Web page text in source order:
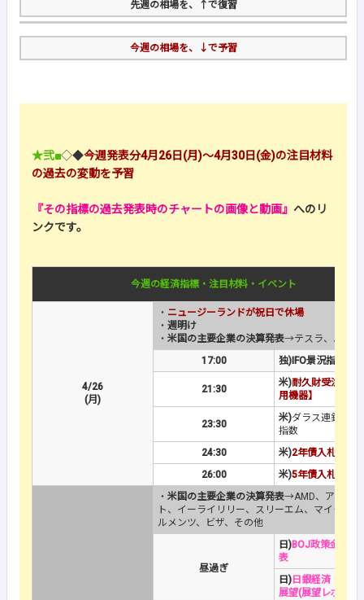
先週の相場を、↑で復習
今週の相場を、↓で予習
★弐■◇◆今週発表分4月26日(月)～4月30日(金)の注目材料
の過去の変動を予習
『その指標の過去発表時のチャートの画像と動画』 へのリ
ンクです。
今週の経済指標・注目材料・イベント
4/26
(月)
・ ニュージーランドが祝日で休場
・ 週明け
・ 米国の主要企業の決算発表→テスラ、ユニバ
17:00
独)IFO景況指数
21:30
米)耐久財受注
用機器】
23:30
米)ダラス連銀製造
指数
24:30
米)2年債入札
26:00
米)5年債入札
・ 米国の主要企業の決算発表→AMD、アムジェ
ト、イーライリリー、スリーエム、マイクロ
ルメンツ、ビザ、その他
昼過ぎ
日)BOJ政策金利
表
日) 日銀経済・物価
展望(展望レポート